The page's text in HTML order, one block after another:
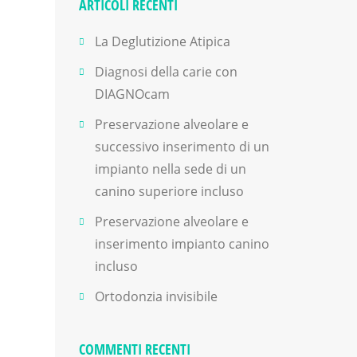
ARTICOLI RECENTI
La Deglutizione Atipica
Diagnosi della carie con
DIAGNOcam
Preservazione alveolare e
successivo inserimento di un
impianto nella sede di un
canino superiore incluso
Preservazione alveolare e
inserimento impianto canino
incluso
Ortodonzia invisibile
COMMENTI RECENTI